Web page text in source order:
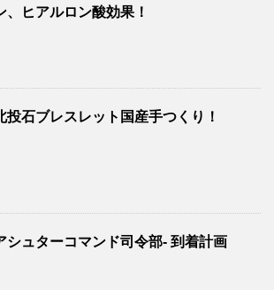
、ヒアルロン酸効果！
投石ブレスレット国産手つくり！
シュターコマンド司令部- 到着計画